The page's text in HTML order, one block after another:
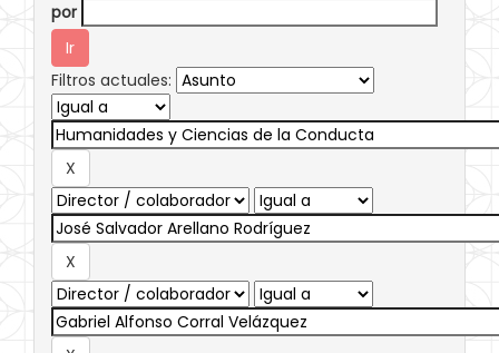
por
Filtros actuales: